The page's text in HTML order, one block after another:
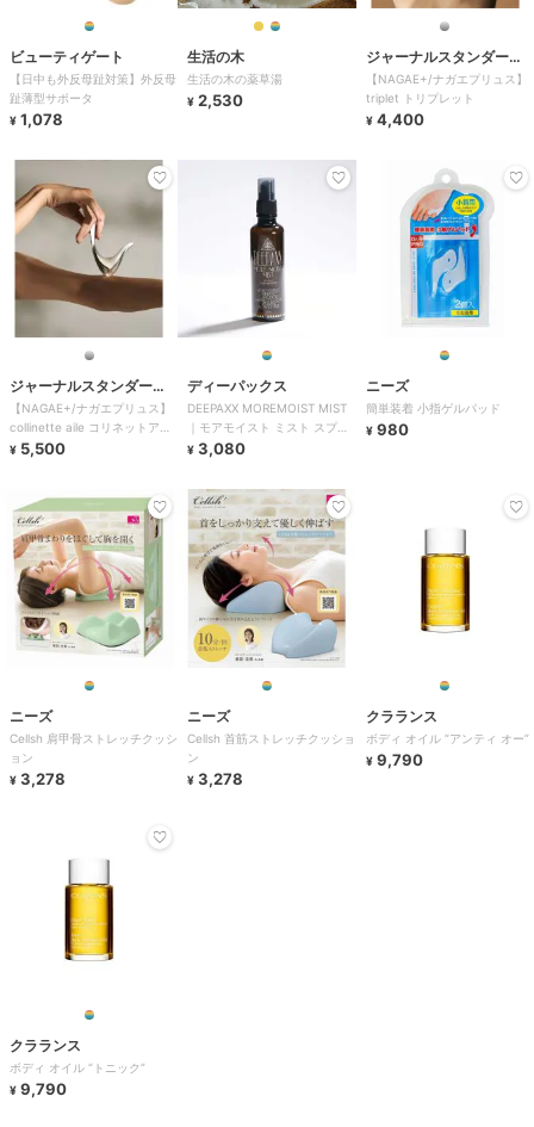
ビューティゲート
【日中も外反母趾対策】外反母
趾薄型サポータ
¥ 1,078
生活の木
生活の木の薬草湯
¥ 2,530
ジャーナルスタンダード
ファニチャー
【NAGAE+/ナガエプリュス】
triplet トリプレット
¥ 4,400
ジャーナルスタンダード
ファニチャー
【NAGAE+/ナガエプリュス】
collinette aile コリネットアイ
ル
¥ 5,500
ディーパックス
DEEPAXX MOREMOIST MIST
｜モアモイスト ミスト スプレ
ー
¥ 3,080
ニーズ
簡単装着 小指ゲルパッド
¥ 980
ニーズ
Cellsh 肩甲骨ストレッチクッシ
ョン
¥ 3,278
ニーズ
Cellsh 首筋ストレッチクッショ
ン
¥ 3,278
クラランス
ボディ オイル “アンティ オー”
¥ 9,790
クラランス
ボディ オイル “トニック”
¥ 9,790